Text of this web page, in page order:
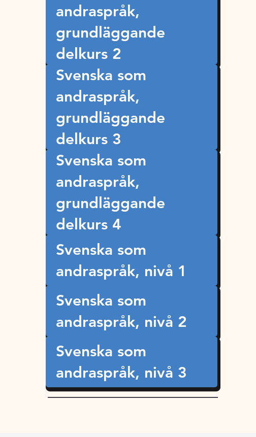
andraspråk,
grundläggande
delkurs 2
Svenska som
andraspråk,
grundläggande
delkurs 3
Svenska som
andraspråk,
grundläggande
delkurs 4
Svenska som
andraspråk, nivå 1
Svenska som
andraspråk, nivå 2
Svenska som
andraspråk, nivå 3